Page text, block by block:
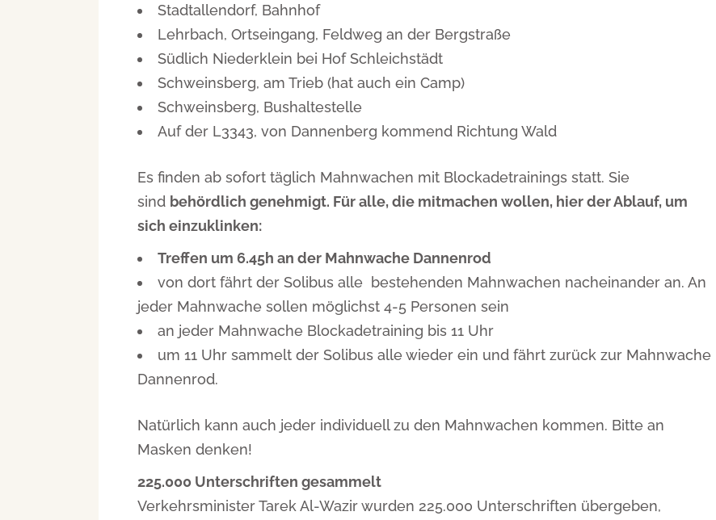
Stadtallendorf, Bahnhof
Lehrbach, Ortseingang, Feldweg an der Bergstraße
Südlich Niederklein bei Hof Schleichstädt
Schweinsberg, am Trieb (hat auch ein Camp)
Schweinsberg, Bushaltestelle
Auf der L3343, von Dannenberg kommend Richtung Wald
Es finden ab sofort täglich Mahnwachen mit Blockadetrainings statt. Sie
sind behördlich genehmigt. Für alle, die mitmachen wollen, hier der Ablauf, um
sich einzuklinken:
Treffen um 6.45h an der Mahnwache Dannenrod
von dort fährt der Solibus alle bestehenden Mahnwachen nacheinander an. An
jeder Mahnwache sollen möglichst 4-5 Personen sein
an jeder Mahnwache Blockadetraining bis 11 Uhr
um 11 Uhr sammelt der Solibus alle wieder ein und fährt zurück zur Mahnwache
Dannenrod.
Natürlich kann auch jeder individuell zu den Mahnwachen kommen. Bitte an
Masken denken!
225.000 Unterschriften gesammelt
Verkehrsminister Tarek Al-Wazir wurden 225.000 Unterschriften übergeben,